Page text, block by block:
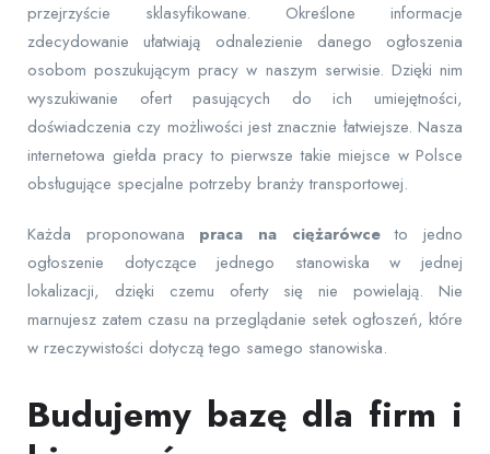
przejrzyście sklasyfikowane. Określone informacje
zdecydowanie ułatwiają odnalezienie danego ogłoszenia
osobom poszukującym pracy w naszym serwisie. Dzięki nim
wyszukiwanie ofert pasujących do ich umiejętności,
doświadczenia czy możliwości jest znacznie łatwiejsze. Nasza
internetowa giełda pracy to pierwsze takie miejsce w Polsce
obsługujące specjalne potrzeby branży transportowej.
Każda proponowana praca na ciężarówceto jedno
ogłoszenie dotyczące jednego stanowiska w jednej
lokalizacji, dzięki czemu oferty się nie powielają. Nie
marnujesz zatem czasu na przeglądanie setek ogłoszeń, które
w rzeczywistości dotyczą tego samego stanowiska.
Budujemy bazę dla firm i